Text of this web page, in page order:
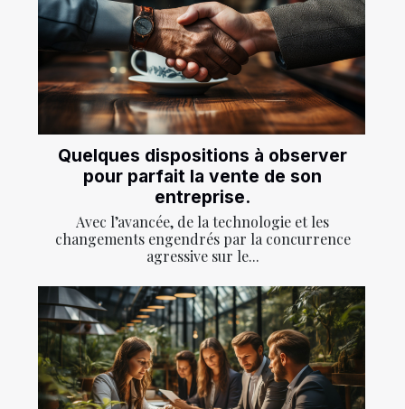
Quelques dispositions à observer
pour parfait la vente de son
entreprise.
Avec l’avancée, de la technologie et les
changements engendrés par la concurrence
agressive sur le...